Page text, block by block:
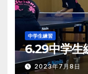
中学生練習
6.29中学生
2023年7月8日